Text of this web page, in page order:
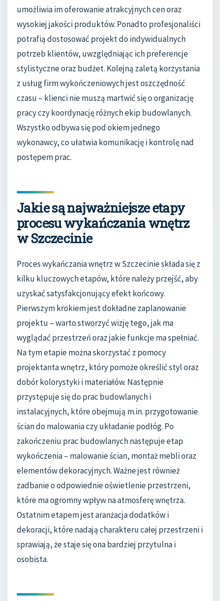
umożliwia im oferowanie atrakcyjnych cen oraz
wysokiej jakości produktów. Ponadto profesjonaliści
potrafią dostosować projekt do indywidualnych
potrzeb klientów, uwzględniając ich preferencje
stylistyczne oraz budżet. Kolejną zaletą korzystania
z usług firm wykończeniowych jest oszczędność
czasu – klienci nie muszą martwić się o organizację
pracy czy koordynację różnych ekip budowlanych.
Wszystko odbywa się pod okiem jednego
wykonawcy, co ułatwia komunikację i kontrolę nad
postępem prac.
Jakie są najważniejsze etapy
procesu wykańczania wnętrz
w Szczecinie
Proces wykańczania wnętrz w Szczecinie składa się z
kilku kluczowych etapów, które należy przejść, aby
uzyskać satysfakcjonujący efekt końcowy.
Pierwszym krokiem jest dokładne zaplanowanie
projektu – warto stworzyć wizję tego, jak ma
wyglądać przestrzeń oraz jakie funkcje ma spełniać.
Na tym etapie można skorzystać z pomocy
projektanta wnętrz, który pomoże określić styl oraz
dobór kolorystyki i materiałów. Następnie
przystępuje się do prac budowlanych i
instalacyjnych, które obejmują m.in. przygotowanie
ścian do malowania czy układanie podłóg. Po
zakończeniu prac budowlanych następuje etap
wykończenia – malowanie ścian, montaż mebli oraz
elementów dekoracyjnych. Ważne jest również
zadbanie o odpowiednie oświetlenie przestrzeni,
które ma ogromny wpływ na atmosferę wnętrza.
Ostatnim etapem jest aranżacja dodatków i
dekoracji, które nadają charakteru całej przestrzeni i
sprawiają, że staje się ona bardziej przytulna i
osobista.